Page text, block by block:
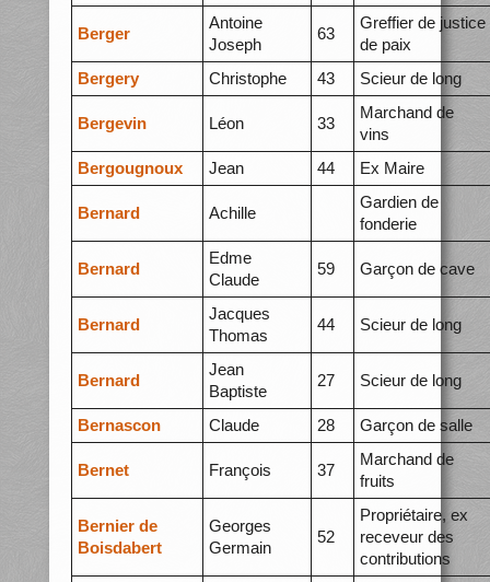
Berger
Antoine
Joseph
63
Greffier de justice
de paix
Bergery
Christophe 43 Scieur de long
Bergevin Léon 33
Marchand de
vins
Bergougnoux
Jean 44 Ex Maire
Bernard Achille
Gardien de
fonderie
Bernard
Edme
Claude
59 Garçon de cave
Bernard
Jacques
Thomas
44 Scieur de long
Bernard
Jean
Baptiste
27 Scieur de long
Bernascon Claude 28 Garçon de salle
Bernet François 37
Marchand de
fruits
Bernier de
Boisdabert
Georges
Germain
52
Propriétaire, ex
receveur des
contributions